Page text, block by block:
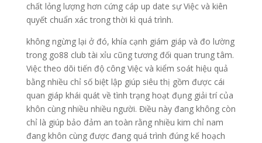
chất lỏng lượng hơn cứng cáp up date sự Việc và kiên
quyết chuẩn xác trong thời kì quá trình.
không ngừng lại ở đó, khía cạnh giám giáp và đo lường
trong go88 club tài xỉu cũng tương đối quan trung tâm.
Việc theo dõi tiến độ công Việc và kiểm soát hiệu quả
bằng nhiều chỉ số biệt lập giúp siêu thị gồm được cái
quan giáp khái quát về tình trạng hoạt đụng giải trí của
khôn cùng nhiều nhiều người. Điều này đang không còn
chỉ là giúp bảo đảm an toàn rằng nhiều kim chỉ nam
đang khôn cùng được đang quá trình đúng kế hoạch